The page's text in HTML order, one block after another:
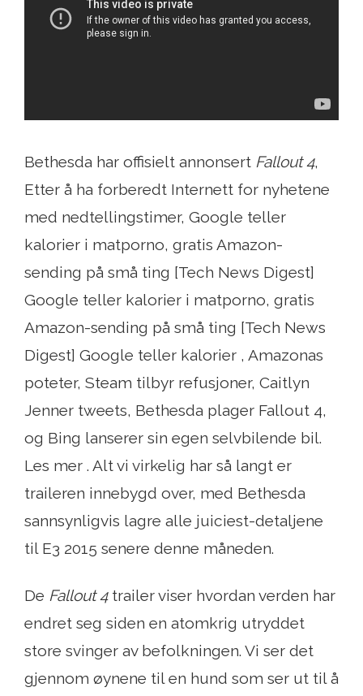
Bethesda har offisielt annonsert Fallout 4,
Etter å ha forberedt Internett for nyhetene
med nedtellingstimer, Google teller
kalorier i matporno, gratis Amazon-
sending på små ting [Tech News Digest]
Google teller kalorier i matporno, gratis
Amazon-sending på små ting [Tech News
Digest] Google teller kalorier , Amazonas
poteter, Steam tilbyr refusjoner, Caitlyn
Jenner tweets, Bethesda plager Fallout 4,
og Bing lanserer sin egen selvbilende bil.
Les mer . Alt vi virkelig har så langt er
traileren innebygd over, med Bethesda
sannsynligvis lagre alle juiciest-detaljene
til E3 2015 senere denne måneden.
De Fallout 4trailer viser hvordan verden har
endret seg siden en atomkrig utryddet
store svinger av befolkningen. Vi ser det
gjennom øynene til en hund som ser ut til å